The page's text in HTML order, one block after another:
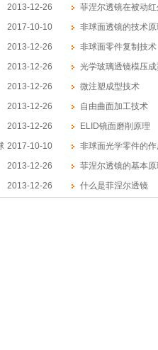
2013-12-26
菲涅尔透镜在被动
2017-10-10
非球面透镜的技术原
2013-12-26
非球面零件复制技术
2013-12-26
光学玻璃透镜模压
2013-12-26
微注塑成型技术
2013-12-26
自由曲面加工技术
2013-12-26
ELID镜面磨削原理
2017-10-10
非球面光学零件的作
2013-12-26
菲涅尔透镜的基本原
2013-12-26
什么是菲涅尔透镜